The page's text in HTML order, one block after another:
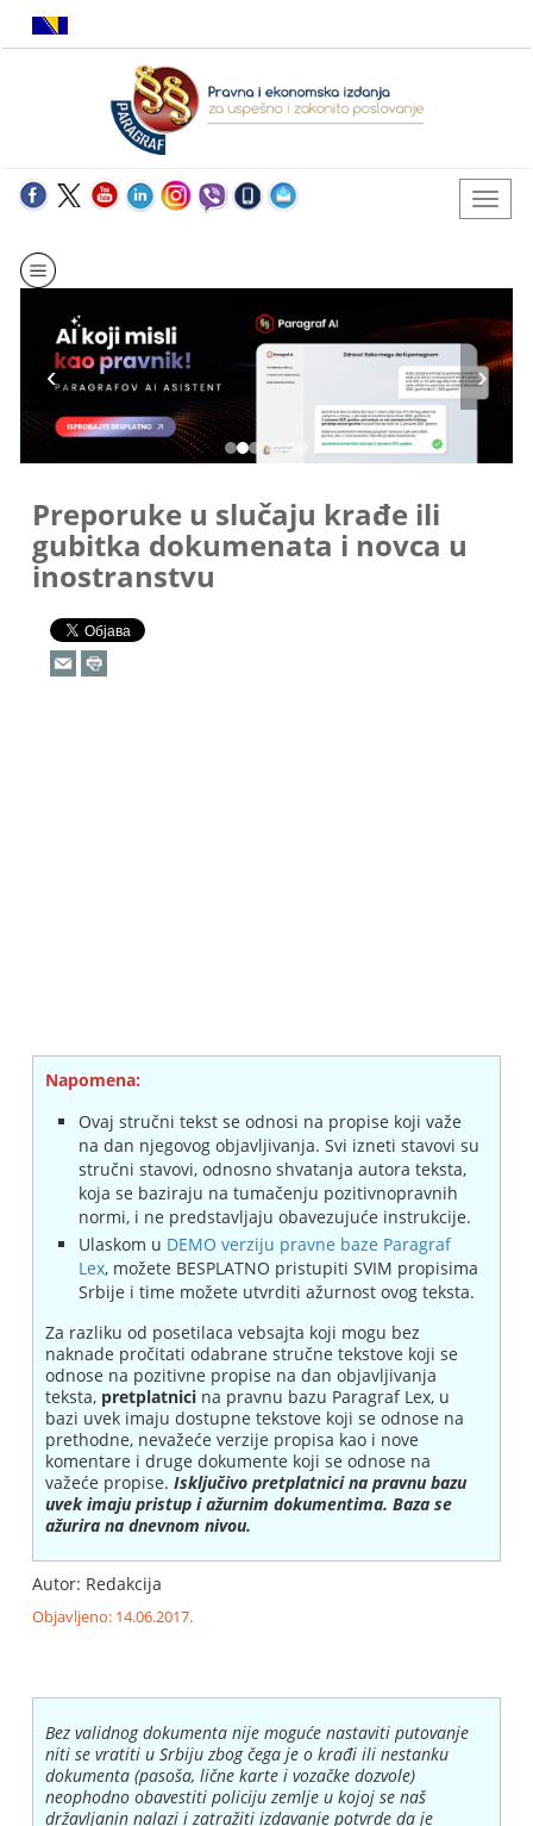
Preporuke u slučaju krađe ili
gubitka dokumenata i novca u
inostranstvu
Napomena:
Ovaj stručni tekst se odnosi na propise koji važe
na dan njegovog objavljivanja. Svi izneti stavovi su
stručni stavovi, odnosno shvatanja autora teksta,
koja se baziraju na tumačenju pozitivnopravnih
normi, i ne predstavljaju obavezujuće instrukcije.
Ulaskom u DEMO verziju pravne baze Paragraf
Lex, možete BESPLATNO pristupiti SVIM propisima
Srbije i time možete utvrditi ažurnost ovog teksta.
Za razliku od posetilaca vebsajta koji mogu bez
naknade pročitati odabrane stručne tekstove koji se
odnose na pozitivne propise na dan objavljivanja
teksta, pretplatnici na pravnu bazu Paragraf Lex, u
bazi uvek imaju dostupne tekstove koji se odnose na
prethodne, nevažeće verzije propisa kao i nove
komentare i druge dokumente koji se odnose na
važeće propise.Isključivo pretplatnici na pravnu bazu
uvek imaju pristup i ažurnim dokumentima. Baza se
ažurira na dnevnom nivou.
Autor: Redakcija
Objavljeno: 14.06.2017.
Bez validnog dokumenta nije moguće nastaviti putovanje
niti se vratiti u Srbiju zbog čega je o krađi ili nestanku
dokumenta (pasoša, lične karte i vozačke dozvole)
neophodno obavestiti policiju zemlje u kojoj se naš
državljanin nalazi i zatražiti izdavanje potvrde da je